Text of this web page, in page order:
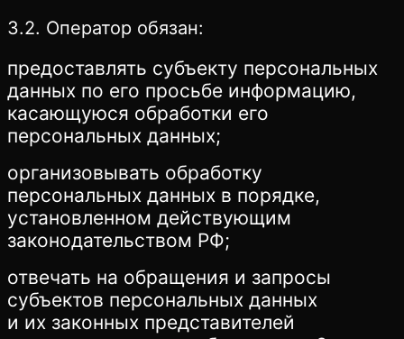
3.2. Оператор обязан:
предоставлять субъекту персональных
данных по его просьбе информацию,
касающуюся обработки его
персональных данных;
организовывать обработку
персональных данных в порядке,
установленном действующим
законодательством РФ;
отвечать на обращения и запросы
субъектов персональных данных
и их законных представителей